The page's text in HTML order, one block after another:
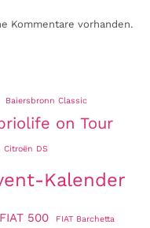
Kommentare vorhanden.
Baiersbronn Classic
on Tour
Citroën DS
Kalender
FIAT 500 FIAT Barchetta